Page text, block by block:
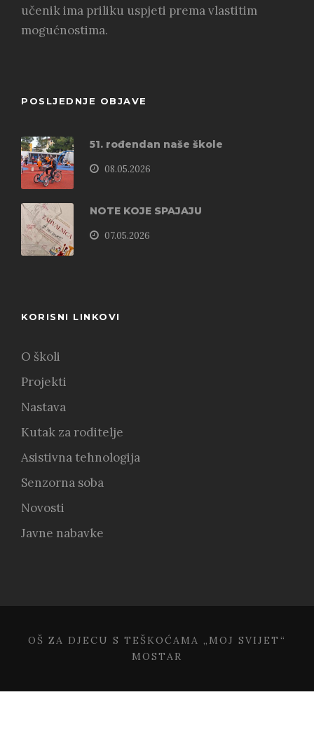
učenik ima priliku uspjeti prema vlastitim
mogućnostima.
POSLJEDNJE OBJAVE
51. rođendan naše škole
08.05.2026
NOTE KOJE SPAJAJU
07.05.2026
KORISNI LINKOVI
O školi
Projekti
Nastava
Kutak za roditelje
Asistivna tehnologija
Senzorna soba
Novosti
Javne nabavke
OŠ ZA DJECU S TEŠKOĆAMA „MOJ SVIJET“
MOSTAR